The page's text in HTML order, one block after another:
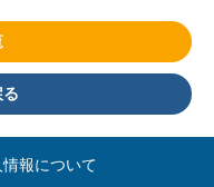
報について